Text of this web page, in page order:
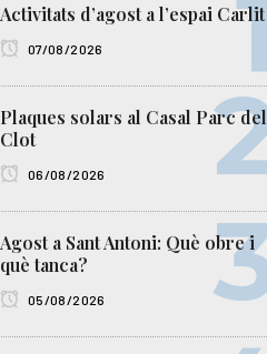
Activitats d’agost a l’espai Carlit
07/08/2026
Plaques solars al Casal Parc del
Clot
06/08/2026
Agost a Sant Antoni: Què obre i
què tanca?
05/08/2026